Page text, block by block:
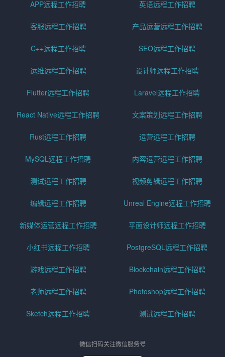
APP远程工作招聘 英语远程工作招聘
客服远程工作招聘 产品运营远程工作招聘
C++远程工作招聘 SEO远程工作招聘
运维远程工作招聘 设计师远程工作招聘
Flutter远程工作招聘 Laravel远程工作招聘
React Native远程工作招聘 文案策划远程工作招聘
Rust远程工作招聘 运营远程工作招聘
MySQL远程工作招聘 内容运营远程工作招聘
测试远程工作招聘 视频剪辑远程工作招聘
编辑远程工作招聘 Unreal Engine远程工作招聘
新媒体运营远程工作招聘 平面设计师远程工作招聘
小红书远程工作招聘 PostgreSQL远程工作招聘
游戏远程工作招聘 Blockchain远程工作招聘
老师远程工作招聘 Photoshop远程工作招聘
Sketch远程工作招聘 测试远程工作招聘
微信扫码关注微信服务号